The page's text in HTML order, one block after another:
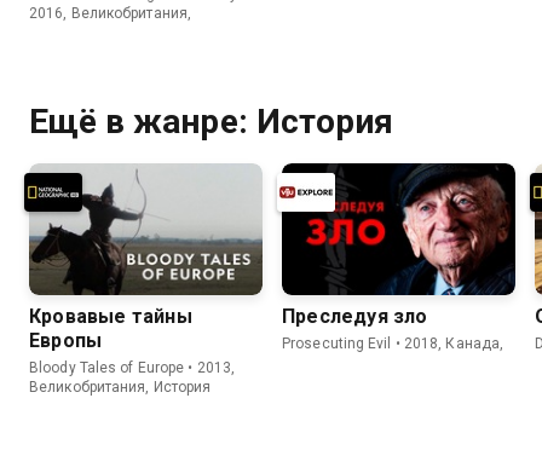
2016, Великобритания,
Ещё в жанре: История
Кровавые тайны
Европы
Bloody Tales of Europe • 2013,
Великобритания, История
Преследуя зло
Prosecuting Evil • 2018, Канада,